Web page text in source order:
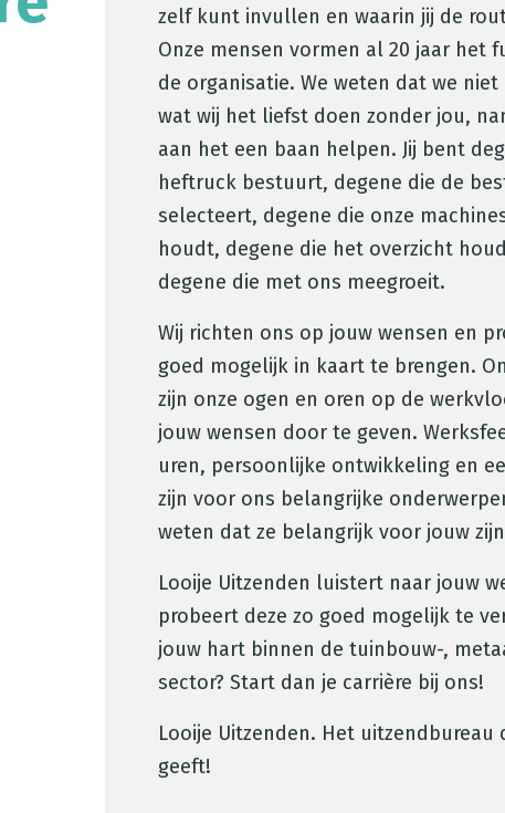
zelf kunt invullen en waarin jij de
Onze mensen vormen al 20 jaar het
de organisatie. We weten dat we
wat wij het liefst doen zonder jou,
aan het een baan helpen. Jij bent
heftruck bestuurt, degene die de
selecteert, degene die onze
houdt, degene die het overzicht
degene die met ons meegroeit.
Wij richten ons op jouw wensen en
goed mogelijk in kaart te brengen.
zijn onze ogen en oren op de
jouw wensen door te geven.
uren, persoonlijke ontwikkeling en
zijn voor ons belangrijke
weten dat ze belangrijk voor jouw
Looije Uitzenden luistert naar jouw
probeert deze zo goed mogelijk te
jouw hart binnen de tuinbouw-,
sector? Start dan je carrière bij ons!
Looije Uitzenden. Het uitzendbureau
geeft!